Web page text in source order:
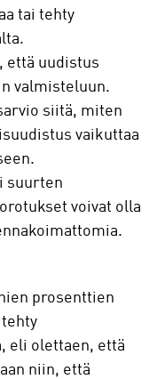
tai tehty
että uudistus
valmisteluun.
siitä, miten
vaikuttaa
suurten
voivat olla
prosenttien
eli olettaen, että
niin, että